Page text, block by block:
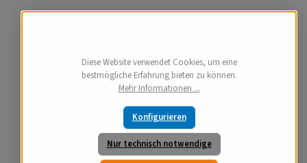
Diese Website verwendet Cookies, um eine
bestmögliche Erfahrung bieten zu können.
Mehr Informationen ...
Nur technisch notwendige
Konfigurieren